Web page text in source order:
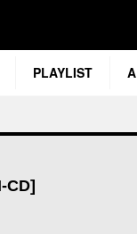
PLAYLIST
CD]